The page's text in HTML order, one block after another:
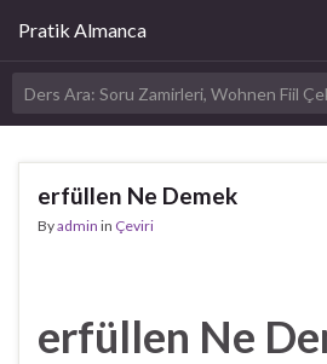
Pratik Almanca
erfüllen Ne Demek
Byadmin in Çeviri
erfüllen Ne